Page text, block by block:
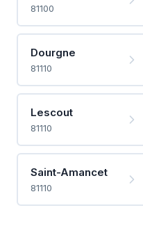
81100
Dourgne
81110
Lescout
81110
Saint-Amancet
81110